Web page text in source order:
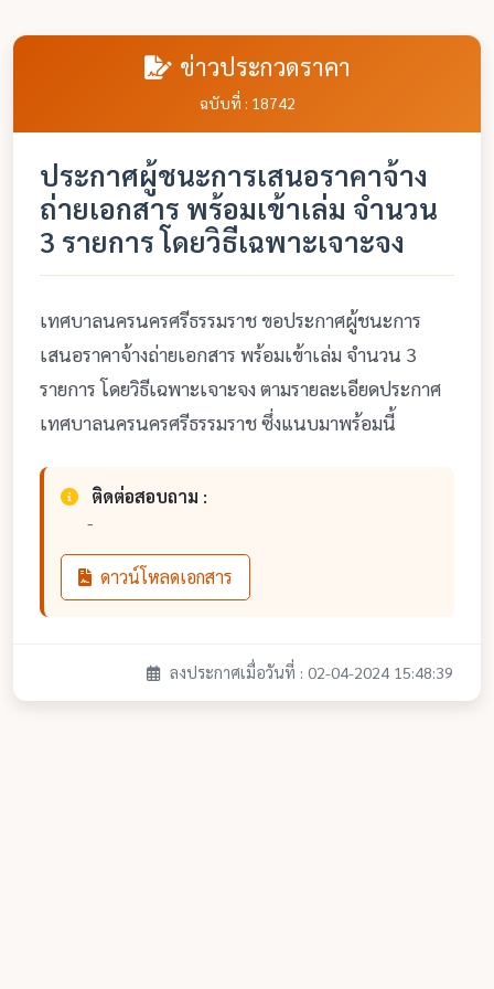
ข่าวประกวดราคา
ฉบับที่ : 18742
ประกาศผู้ชนะการเสนอราคาจ้าง
ถ่ายเอกสาร พร้อมเข้าเล่ม จำนวน
3 รายการ โดยวิธีเฉพาะเจาะจง
เทศบาลนครนครศรีธรรมราช ขอประกาศผู้ชนะการ
เสนอราคาจ้างถ่ายเอกสาร พร้อมเข้าเล่ม จำนวน 3
รายการ โดยวิธีเฉพาะเจาะจง ตามรายละเอียดประกาศ
เทศบาลนครนครศรีธรรมราช ซึ่งแนบมาพร้อมนี้
ติดต่อสอบถาม :
-
ดาวน์โหลดเอกสาร
ลงประกาศเมื่อวันที่ : 02-04-2024 15:48:39